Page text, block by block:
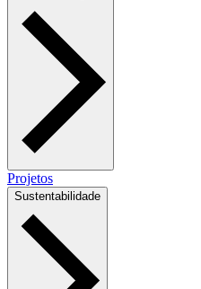
Projetos
Sustentabilidade